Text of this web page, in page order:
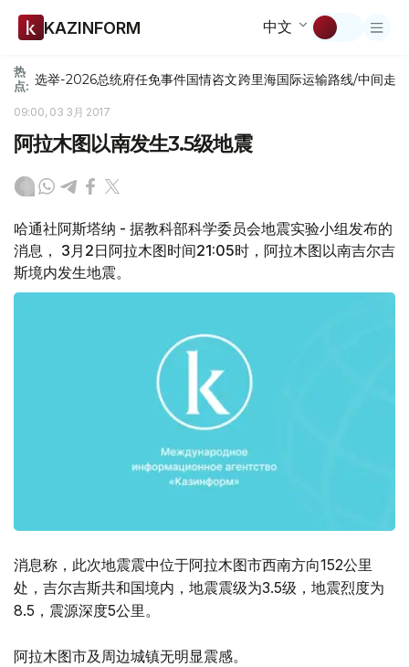
KAZINFORM 中文
热
点: 选举-2026总统府任免事件国情咨文跨里海国际运输路线/中间走廊
09:00, 03 3月 2017
阿拉木图以南发生3.5级地震
哈通社阿斯塔纳 - 据教科部科学委员会地震实验小组发布的
消息， 3月2日阿拉木图时间21:05时，阿拉木图以南吉尔吉
斯境内发生地震。
消息称，此次地震震中位于阿拉木图市西南方向152公里
处，吉尔吉斯共和国境内，地震震级为3.5级，地震烈度为
8.5，震源深度5公里。
阿拉木图市及周边城镇无明显震感。